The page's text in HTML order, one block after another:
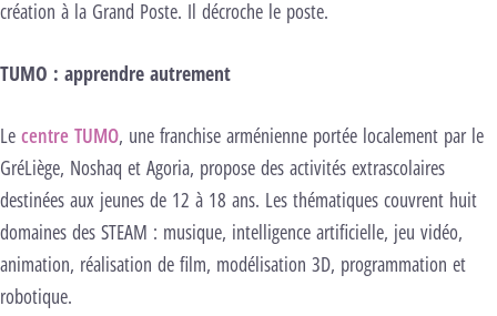
création à la Grand Poste. Il décroche le poste.
TUMO : apprendre autrement
Le centre TUMO, une franchise arménienne portée localement par le
GréLiège, Noshaq et Agoria, propose des activités extrascolaires
destinées aux jeunes de 12 à 18 ans. Les thématiques couvrent huit
domaines des STEAM : musique, intelligence artificielle, jeu vidéo,
animation, réalisation de film, modélisation 3D, programmation et
robotique.